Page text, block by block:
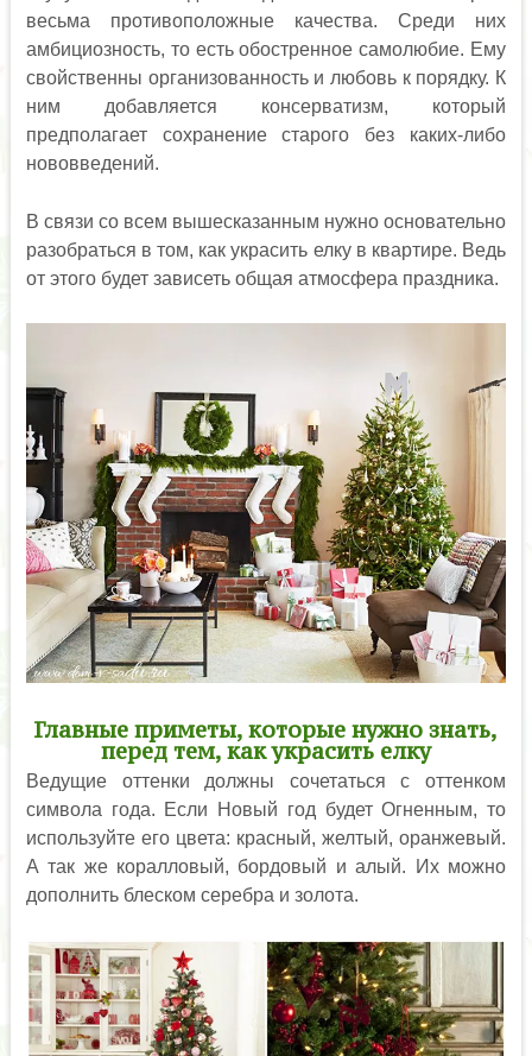
весьма противоположные качества. Среди них
амбициозность, то есть обостренное самолюбие. Ему
свойственны организованность и любовь к порядку. К
ним добавляется консерватизм, который
предполагает сохранение старого без каких-либо
нововведений.
В связи со всем вышесказанным нужно основательно
разобраться в том, как украсить елку в квартире. Ведь
от этого будет зависеть общая атмосфера праздника.
Главные приметы, которые нужно знать,
перед тем, как украсить елку
Ведущие оттенки должны сочетаться с оттенком
символа года. Если Новый год будет Огненным, то
используйте его цвета: красный, желтый, оранжевый.
А так же коралловый, бордовый и алый. Их можно
дополнить блеском серебра и золота.